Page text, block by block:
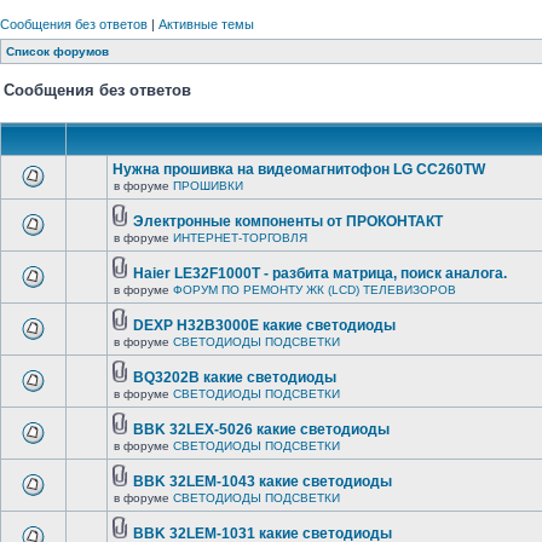
Сообщения без ответов | Активные темы
Список форумов
Сообщения без ответов
Нужна прошивка на видеомагнитофон LG CC260TW
в форуме ПРОШИВКИ
Электронные компоненты от ПРОКОНТАКТ
в форуме ИНТЕРНЕТ-ТОРГОВЛЯ
Haier LE32F1000T - разбита матрица, поиск аналога.
в форуме ФОРУМ ПО РЕМОНТУ ЖК (LCD) ТЕЛЕВИЗОРОВ
DEXP H32B3000E какие светодиоды
в форуме СВЕТОДИОДЫ ПОДСВЕТКИ
BQ3202B какие светодиоды
в форуме СВЕТОДИОДЫ ПОДСВЕТКИ
BBK 32LEX-5026 какие светодиоды
в форуме СВЕТОДИОДЫ ПОДСВЕТКИ
BBK 32LEM-1043 какие светодиоды
в форуме СВЕТОДИОДЫ ПОДСВЕТКИ
BBK 32LEM-1031 какие светодиоды